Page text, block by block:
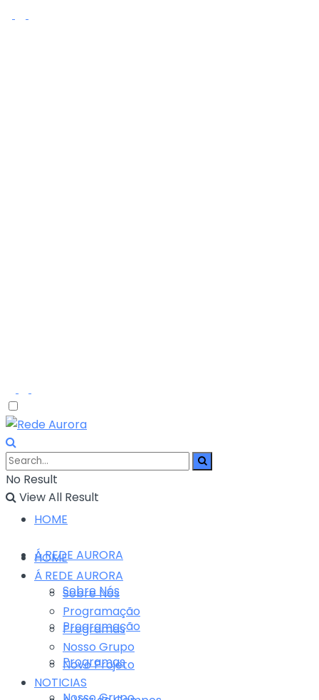
No Result
View All Result
HOME
Á REDE AURORA
Sobre Nós
Programação
Programas
HOME
Á REDE AURORA
Sobre Nós
Programação
Programas
Nosso Grupo
Novo Projeto
NOTICIAS